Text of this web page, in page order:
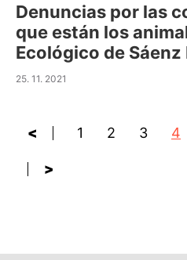
Denuncias por las
que están los
Ecológico de Sáenz
25. 11. 2021
< 1 2 3 4
>